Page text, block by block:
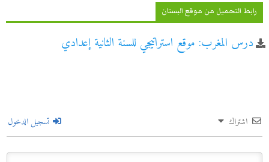
رابط التحميل من موقع البستان
درس المغرب: موقع استراتيجي للسنة الثانية إعدادي
اشتراك تسجيل الدخول